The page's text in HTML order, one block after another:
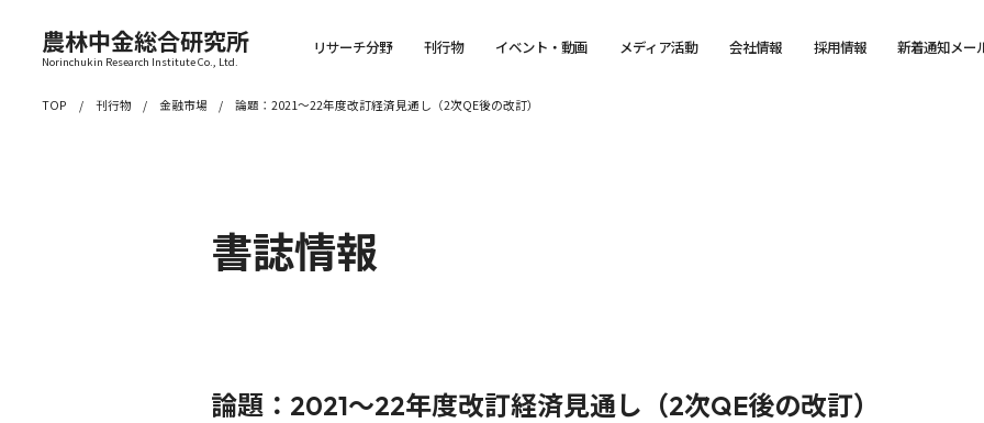
農林中金総合研究所
Norinchukin Research Institute Co., Ltd.
リサーチ分野 刊行物 イベント・動画 メディア活動 会社情報 採用情報 新着通知メー
TOP 刊行物 金融市場 論題：2021～22年度改訂経済見通し（2次QE後の改訂）
書誌情報
論題：2021～22年度改訂経済見通し（2次QE後の改訂）